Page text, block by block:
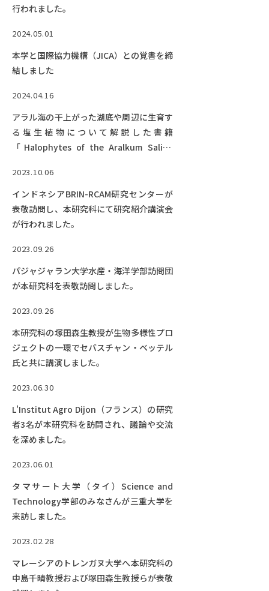
Facebook
X YouTube
行われました。
2024.05.01
本学と国際協力機構（JICA）との覚書を締
結しました
2024.04.16
アラル海の干上がった湖底や周辺に生育す
る塩生植物について解説した書籍
「Halophytes of the Aralkum Saline
しました。
2023.10.06
インドネシアBRIN-RCAM研究センターが
表敬訪問し、本研究科にて研究紹介講演会
が行われました。
2023.09.26
パジャジャラン大学水産・海洋学部訪問団
が本研究科を表敬訪問しました。
2023.09.26
本研究科の塚田森生教授が生物多様性プロ
ジェクトの一環でセバスチャン・ベッテル
氏と共に講演しました。
2023.06.30
L'Institut Agro Dijon（フランス）の研究
者3名が本研究科を訪問され、議論や交流
を深めました。
2023.06.01
タマサート大学（タイ）Science and
Technology学部のみなさんが三重大学を
来訪しました。
2023.02.28
マレーシアのトレンガヌ大学へ本研究科の
中島千晴教授および塚田森生教授らが表敬